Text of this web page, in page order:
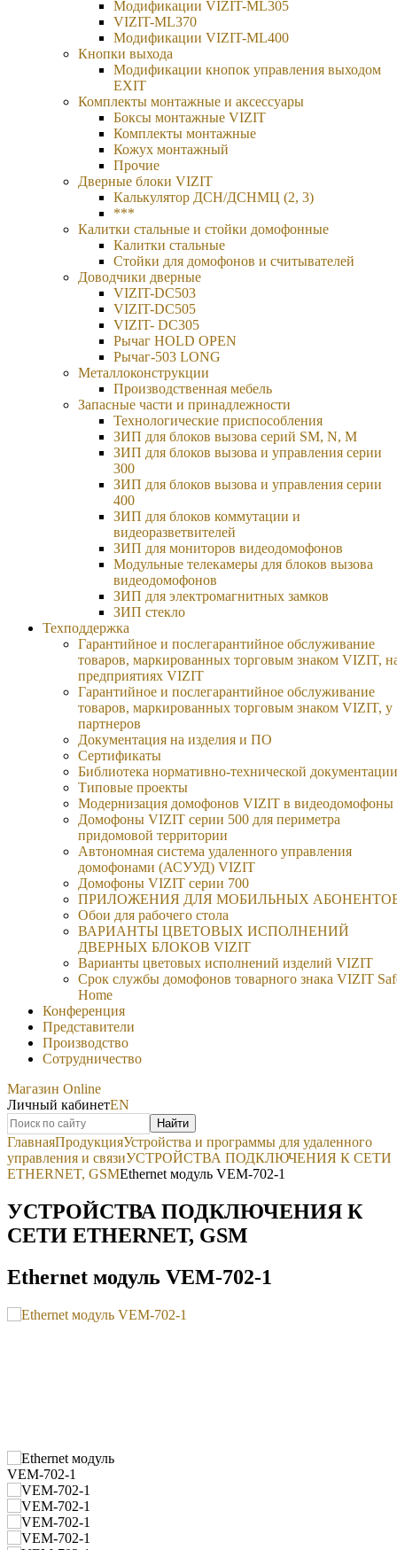
Модификации VIZIT-ML305
VIZIT-ML370
Модификации VIZIT-ML400
Кнопки выхода
Модификации кнопок управления выходом
EXIT
Комплекты монтажные и аксессуары
Боксы монтажные VIZIT
Комплекты монтажные
Кожух монтажный
Прочие
Дверные блоки VIZIT
Калькулятор ДСН/ДСНМЦ (2, 3)
***
Калитки стальные и стойки домофонные
Калитки стальные
Стойки для домофонов и считывателей
Доводчики дверные
VIZIT-DC503
VIZIT-DC505
VIZIT- DC305
Рычаг HOLD OPEN
Рычаг-503 LONG
Металлоконструкции
Производственная мебель
Запасные части и принадлежности
Технологические приспособления
ЗИП для блоков вызова серий SM, N, M
ЗИП для блоков вызова и управления серии
300
ЗИП для блоков вызова и управления серии
400
ЗИП для блоков коммутации и
видеоразветвителей
ЗИП для мониторов видеодомофонов
Модульные телекамеры для блоков вызова
видеодомофонов
ЗИП для электромагнитных замков
ЗИП стекло
Техподдержка
Гарантийное и послегарантийное обслуживание
товаров, маркированных торговым знаком VIZIT,
предприятиях VIZIT
Гарантийное и послегарантийное обслуживание
товаров, маркированных торговым знаком VIZIT, у
партнеров
Документация на изделия и ПО
Сертификаты
Библиотека нормативно-технической документации
Типовые проекты
Модернизация домофонов VIZIT в видеодомофоны
Домофоны VIZIT серии 500 для периметра
придомовой территории
Автономная система удаленного управления
домофонами (АСУУД) VIZIT
Домофоны VIZIT серии 700
ПРИЛОЖЕНИЯ ДЛЯ МОБИЛЬНЫХ
Обои для рабочего стола
ВАРИАНТЫ ЦВЕТОВЫХ ИСПОЛНЕНИЙ
ДВЕРНЫХ БЛОКОВ VIZIT
Варианты цветовых исполнений изделий VIZIT
Срок службы домофонов товарного знака VIZIT
Home
Конференция
Представители
Производство
Сотрудничество
Магазин Online
Личный кабинетEN
Найти
ГлавнаяПродукцияУстройства и программы для удаленного
управления и связиУСТРОЙСТВА ПОДКЛЮЧЕНИЯ К СЕТИ
ETHERNET, GSMEthernet модуль VEM-702-1
УСТРОЙСТВА ПОДКЛЮЧЕНИЯ К
СЕТИ ETHERNET, GSM
Ethernet модуль VEM-702-1